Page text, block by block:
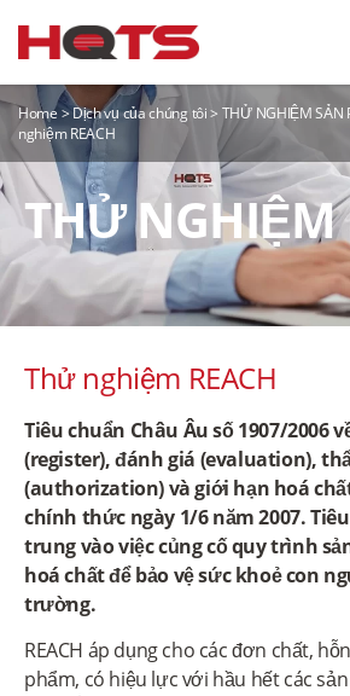
Home>Dịch vụ của chúng tôi> THỬ NGHIỆM SẢN
nghiệm REACH
THỬ NGHIỆM
Thử nghiệm REACH
Tiêu chuẩn Châu Âu số 1907/2006
(register), đánh giá (evaluation),
(authorization) và giới hạn hoá
chính thức ngày 1/6 năm 2007.
trung vào việc củng cố quy trình
hoá chất để bảo vệ sức khoẻ con
trường.
REACH áp dụng cho các đơn chất,
phẩm, có hiệu lực với hầu hết các